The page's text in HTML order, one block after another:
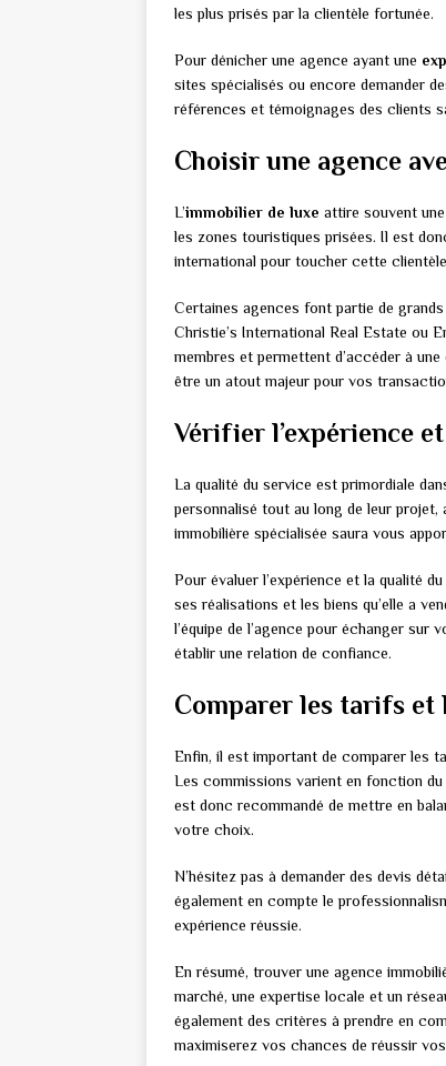
les plus prisés par la clientèle fortunée.
Pour dénicher une agence ayant une
sites spécialisés ou encore demander
références et témoignages des clients
Choisir une agence
L’immobilier de luxe attire souvent
les zones touristiques prisées. Il est
international pour toucher cette
Certaines agences font partie de
Christie’s International Real Estate ou
membres et permettent d’accéder à
être un atout majeur pour vos
Vérifier l’expérience
La qualité du service est primordiale
personnalisé tout au long de leur
immobilière spécialisée saura vous
Pour évaluer l’expérience et la qualité
ses réalisations et les biens qu’elle a
l’équipe de l’agence pour échanger
établir une relation de confiance.
Comparer les tarifs et
Enfin, il est important de comparer les
Les commissions varient en fonction du
est donc recommandé de mettre en
votre choix.
N’hésitez pas à demander des devis
également en compte le
expérience réussie.
En résumé, trouver une agence
marché, une expertise locale et un
également des critères à prendre en
maximiserez vos chances de réussir